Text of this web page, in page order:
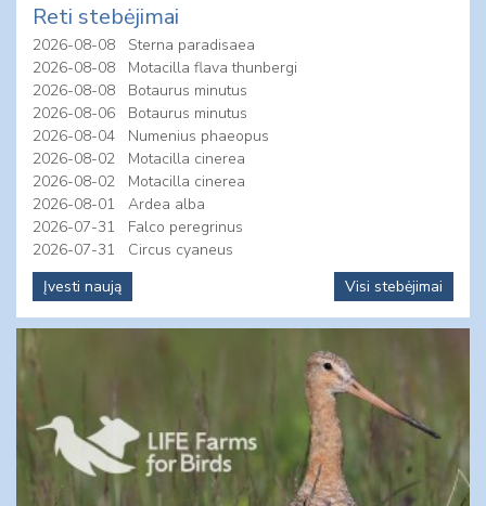
Reti stebėjimai
2026-08-08
Sterna paradisaea
2026-08-08
Motacilla flava thunbergi
2026-08-08
Botaurus minutus
2026-08-06
Botaurus minutus
2026-08-04
Numenius phaeopus
2026-08-02
Motacilla cinerea
2026-08-02
Motacilla cinerea
2026-08-01
Ardea alba
2026-07-31
Falco peregrinus
2026-07-31
Circus cyaneus
Įvesti naują
Visi stebėjimai